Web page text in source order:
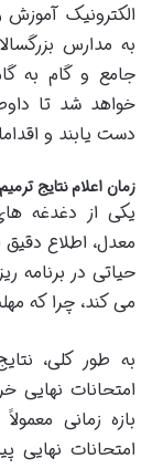
به مدارس
جامع و گام به
خواهد شد تا
دست یابند و
زمان اعلام نتایج ترمیم معدل ۱۴۰۴: کی و
یکی از دغدغه
معدل، اطلاع
حیاتی در برنامه
می کند، چرا که
به طور کلی،
امتحانات نهایی
بازه زمانی
امتحانات نهایی